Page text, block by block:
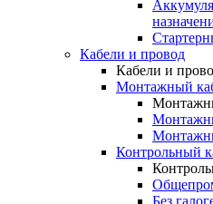
Кабели и провод
Кабели и
Монтажный
Контрольный
Без